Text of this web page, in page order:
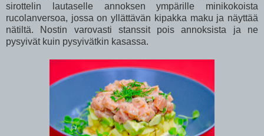
sirottelin lautaselle annoksen ympärille minikokoista
rucolanversoa, jossa on yllättävän kipakka maku ja näyttää
nätiltä. Nostin varovasti stanssit pois annoksista ja ne
pysyivät kuin pysyivätkin kasassa.